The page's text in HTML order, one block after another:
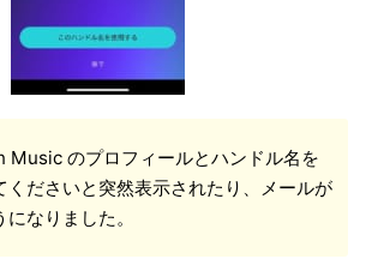
Music のプロフィールとハンドル名を
くださいと突然表示されたり、メールが
なりました。